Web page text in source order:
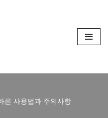
른 사용법과 주의사항